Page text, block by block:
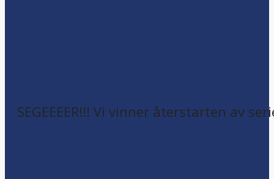
SEGEEEER!!! Vi vinner återstarten av